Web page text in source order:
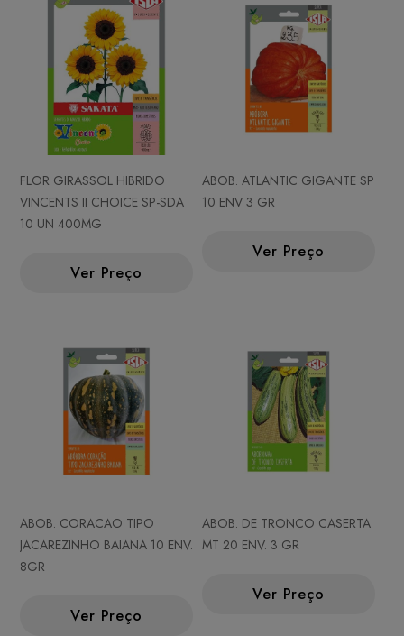
FLOR GIRASSOL HIBRIDO
VINCENTS II CHOICE SP-SDA
10 UN 400MG
Ver Preço
ABOB. ATLANTIC GIGANTE SP
10 ENV 3 GR
Ver Preço
ABOB. CORACAO TIPO
JACAREZINHO BAIANA 10 ENV.
8GR
Ver Preço
ABOB. DE TRONCO CASERTA
MT 20 ENV. 3 GR
Ver Preço